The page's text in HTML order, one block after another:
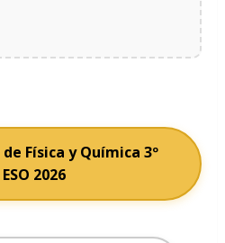
Física y Química 3º
ESO 2026